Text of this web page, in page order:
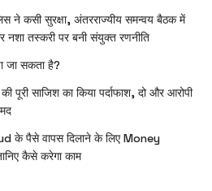
ने कसी सुरक्षा, अंतरराज्यीय समन्वय बैठक में
तस्करी पर बनी संयुक्त रणनीति
जा सकता है?
पूरी साजिश का किया पर्दाफाश, दो और आरोपी
के पैसे वापस दिलाने के लिए Money
कैसे करेगा काम